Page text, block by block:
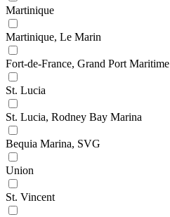
Martinique
Martinique, Le Marin
Fort-de-France, Grand Port Maritime
St. Lucia
St. Lucia, Rodney Bay Marina
Bequia Marina, SVG
Union
St. Vincent